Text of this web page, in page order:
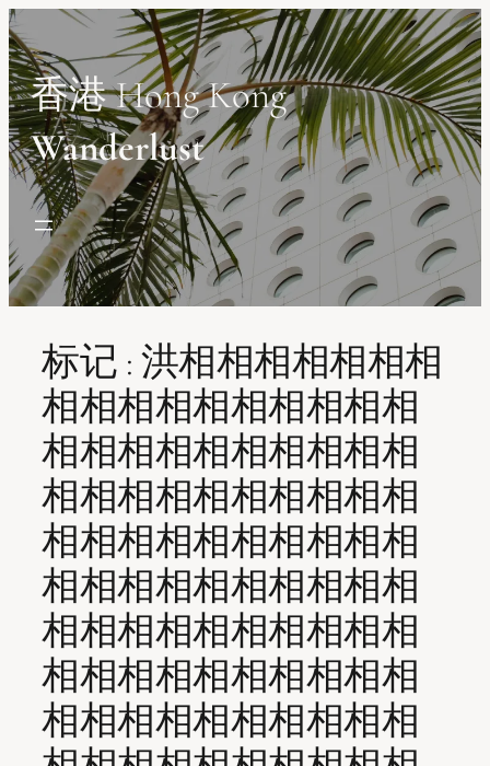
Skip
to
content
香港 Hong Kong
Wanderlust
标记 : 洪相相相相相相相
相相相相相相相相相相
相相相相相相相相相相
相相相相相相相相相相
相相相相相相相相相相
相相相相相相相相相相
相相相相相相相相相相
相相相相相相相相相相
相相相相相相相相相相